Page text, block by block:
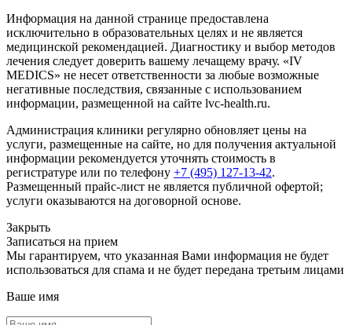
Информация на данной странице предоставлена
исключительно в образовательных целях и не является
медицинской рекомендацией. Диагностику и выбор методов
лечения следует доверить вашему лечащему врачу. «IV
MEDICS» не несет ответственности за любые возможные
негативные последствия, связанные с использованием
информации, размещенной на сайте lvc-health.ru.
Администрация клиники регулярно обновляет цены на
услуги, размещенные на сайте, но для получения актуальной
информации рекомендуется уточнять стоимость в
регистратуре или по телефону +7 (495) 127-13-42.
Размещенный прайс-лист не является публичной офертой;
услуги оказываются на договорной основе.
Закрыть
Записаться на прием
Мы гарантируем, что указанная Вами информация не будет
использоваться для спама и не будет передана третьим лицами
Ваше имя